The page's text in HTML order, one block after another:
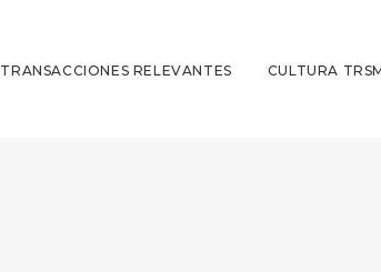
TRANSACCIONES RELEVANTES CULTURA